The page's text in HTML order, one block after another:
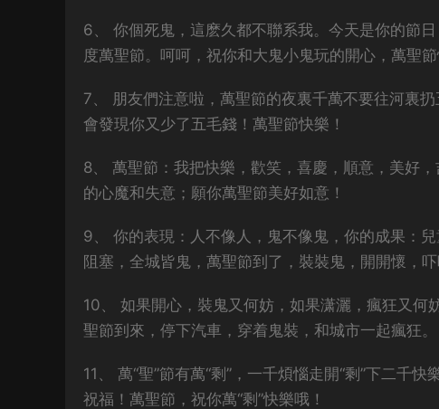
6、 你個死鬼，這麽久都不聯系我。今天是你的節
度萬聖節。呵呵，祝你和大鬼小鬼玩的開心，萬聖節
7、 朋友們注意啦，萬聖節的夜裏千萬不要往河裏
會發現你又少了五毛錢！萬聖節快樂！
8、 萬聖節：我把快樂，歡笑，喜慶，順意，美好
的心魔和失意；願你萬聖節美好如意！
9、 你的表現：人不像人，鬼不像鬼，你的成果：
阻塞，全城皆鬼，萬聖節到了，裝裝鬼，開開懷，吓
10、 如果開心，裝鬼又何妨，如果潇灑，瘋狂又
聖節到來，停下汽車，穿着鬼裝，和城市一起瘋狂。
11、 萬“聖”節有萬“剩”，一千煩惱走開“剩”下二千
祝福！萬聖節，祝你萬“剩”快樂哦！